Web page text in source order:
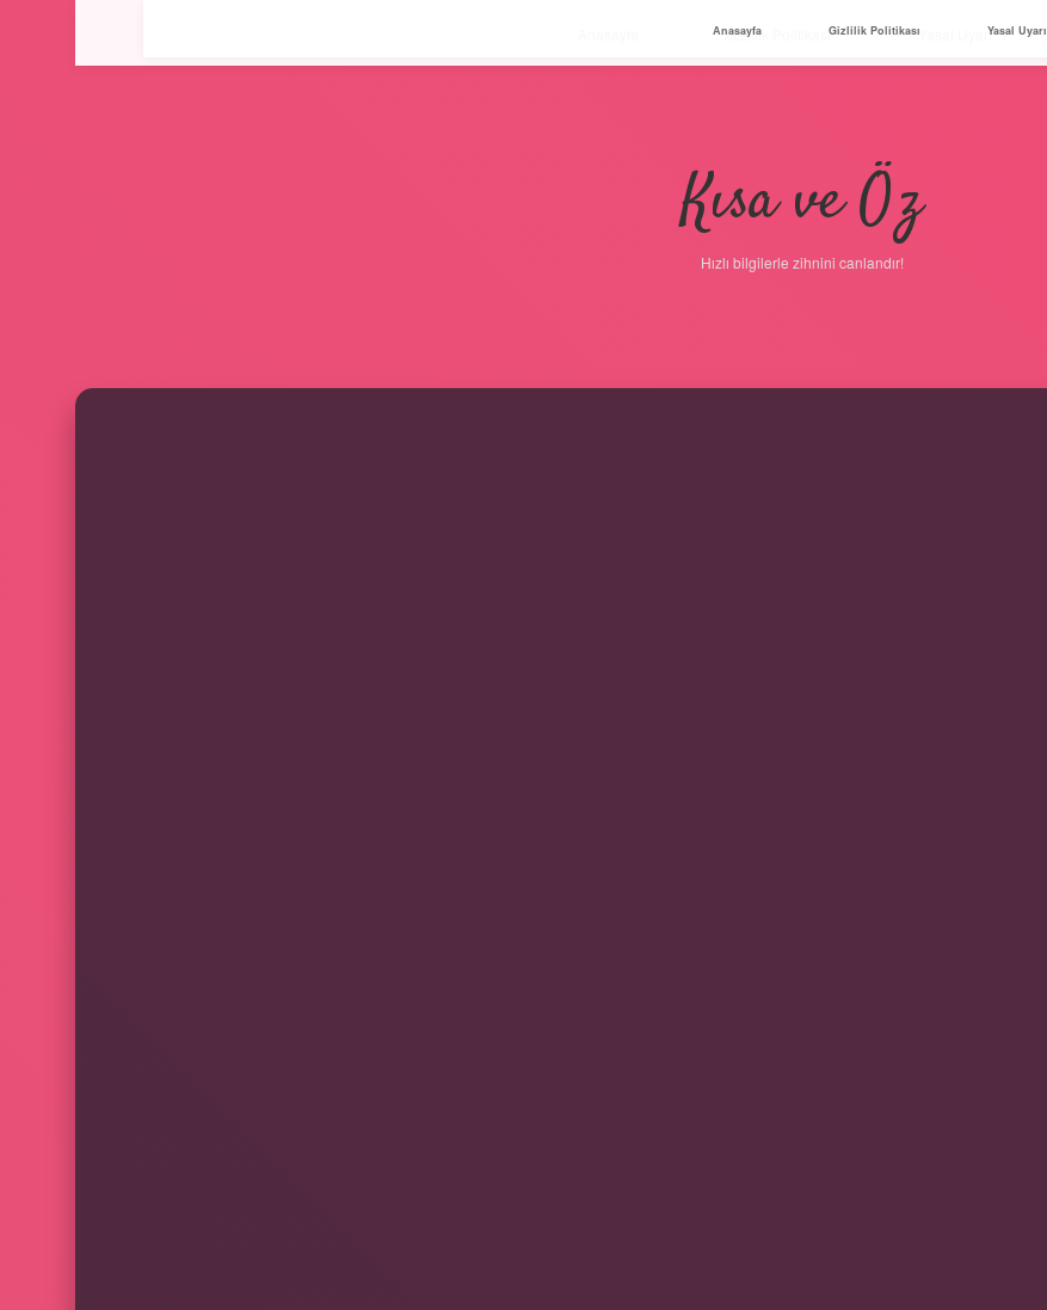
Gizlilik Politikası Yasal Uyarı
Kısa ve Öz
Hızlı bilgilerle zihnini canlandır!
Anasayfa Gizlilik Politikası Yasal Uyarı